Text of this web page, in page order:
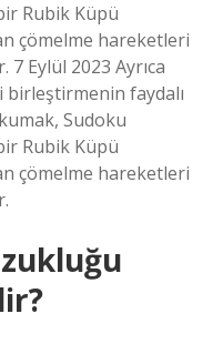
Rubik Küpü
çömelme hareketleri
7 Eylül 2023 Ayrıca
faydalı
Sudoku
Rubik Küpü
çömelme hareketleri